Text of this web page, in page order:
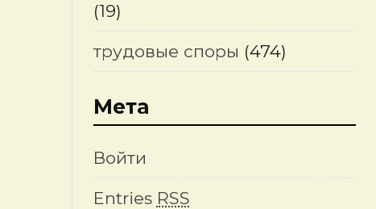
(19)
трудовые споры (474)
Мета
Войти
Entries RSS